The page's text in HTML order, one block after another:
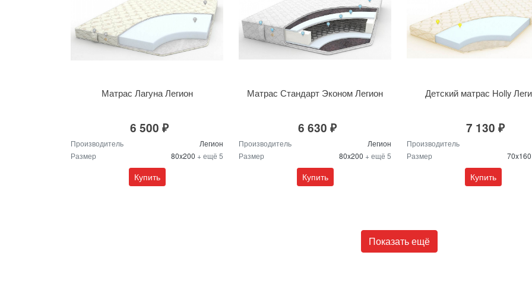
Матрас Лагуна Легион
6 500 ₽
Производитель
Легион
Размер
80x200 + ещё 5
Купить
Матрас Стандарт Эконом Легион
6 630 ₽
Производитель
Легион
Размер
80x200 + ещё 5
Купить
Детский матрас Holly
7 130 ₽
Производитель
Размер
70x160
Купить
Показать ещё